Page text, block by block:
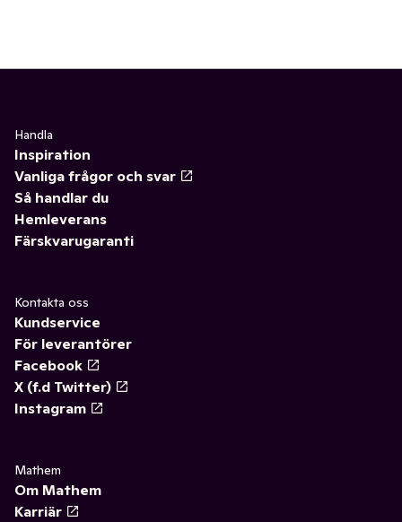
Handla
Inspiration
Vanliga frågor och svar
Så handlar du
Hemleverans
Färskvarugaranti
Kontakta oss
Kundservice
För leverantörer
Facebook
X (f.d Twitter)
Instagram
Mathem
Om Mathem
Karriär